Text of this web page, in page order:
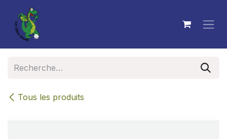
Se rendre au contenu
Tous les produits